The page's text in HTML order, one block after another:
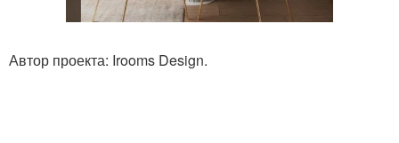
Автор проекта: Irooms Design.